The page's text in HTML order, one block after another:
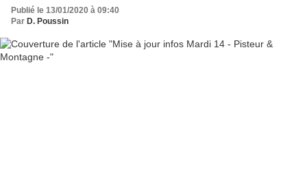
Publié le 13/01/2020 à 09:40
Par D. Poussin